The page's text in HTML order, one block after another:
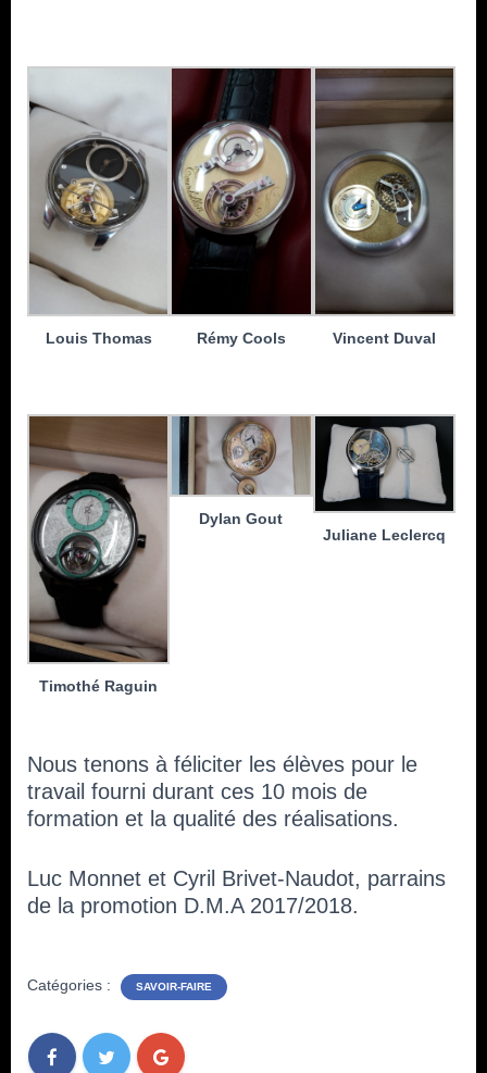
Louis Thomas Rémy Cools Vincent Duval
Timothé Raguin
Dylan Gout
Juliane Leclercq
Nous tenons à féliciter les élèves pour le
travail fourni durant ces 10 mois de
formation et la qualité des réalisations.
Luc Monnet et Cyril Brivet-Naudot, parrains
de la promotion D.M.A 2017/2018.
Catégories : SAVOIR-FAIRE